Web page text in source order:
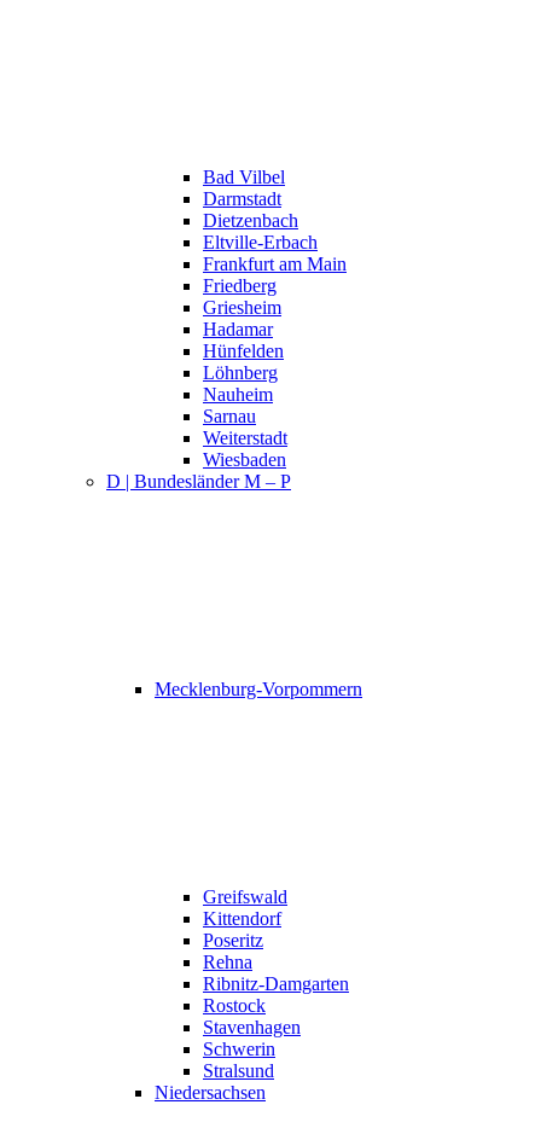
Bad Vilbel
Darmstadt
Dietzenbach
Eltville-Erbach
Frankfurt am Main
Friedberg
Griesheim
Hadamar
Hünfelden
Löhnberg
Nauheim
Sarnau
Weiterstadt
Wiesbaden
D | Bundesländer M – P
Mecklenburg-Vorpommern
Greifswald
Kittendorf
Poseritz
Rehna
Ribnitz-Damgarten
Rostock
Stavenhagen
Schwerin
Stralsund
Niedersachsen